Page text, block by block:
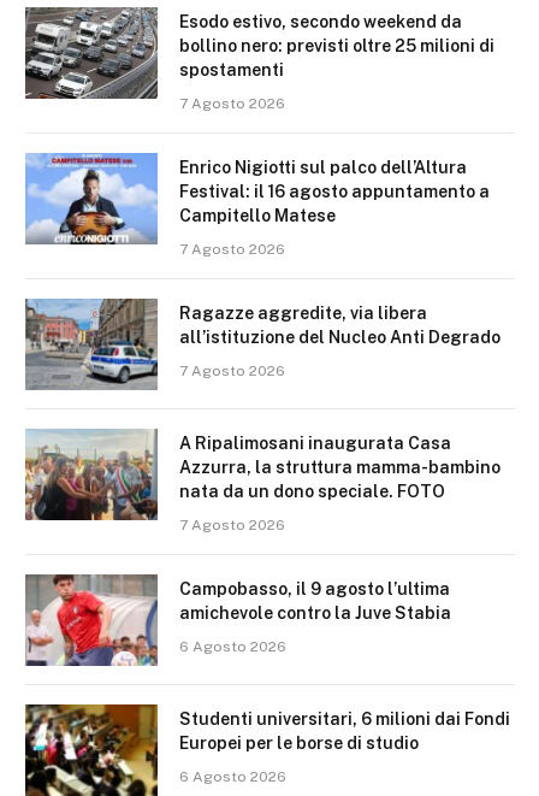
Esodo estivo, secondo weekend da
bollino nero: previsti oltre 25 milioni di
spostamenti
7 Agosto 2026
Enrico Nigiotti sul palco dell’Altura
Festival: il 16 agosto appuntamento a
Campitello Matese
7 Agosto 2026
Ragazze aggredite, via libera
all’istituzione del Nucleo Anti Degrado
7 Agosto 2026
A Ripalimosani inaugurata Casa
Azzurra, la struttura mamma-bambino
nata da un dono speciale. FOTO
7 Agosto 2026
Campobasso, il 9 agosto l’ultima
amichevole contro la Juve Stabia
6 Agosto 2026
Studenti universitari, 6 milioni dai Fondi
Europei per le borse di studio
6 Agosto 2026